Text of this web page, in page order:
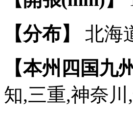
【分布】
北海
【本州四国九
知,三重,神奈